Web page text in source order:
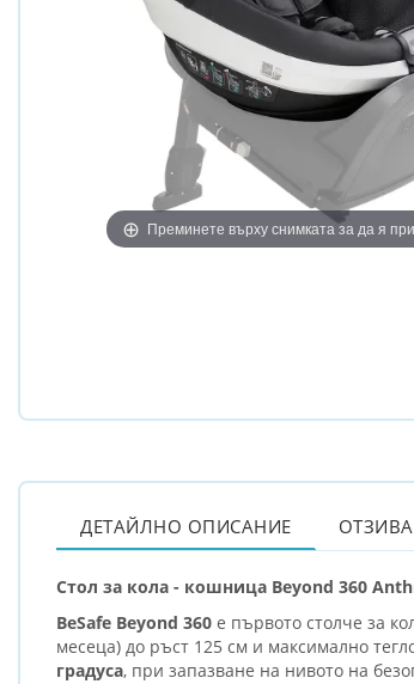
Преминете върху снимката за да я
ДЕТАЙЛНО ОПИСАНИЕ
Стол за кола - кошница Beyond 360
BeSafe Beyond 360 е първото столче за
месеца) до ръст 125 см и максимално
градуса, при запазване на нивото на
ОТЗИВА